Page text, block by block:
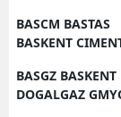
BASCM BASTAS
BASKENT
BASGZ BASKENT
DOGALGAZ